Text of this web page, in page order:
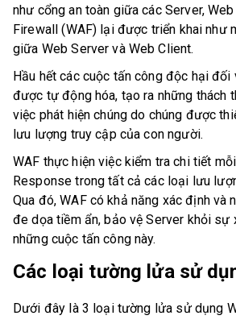
như cổng an toàn giữa các Server,
Firewall (WAF) lại được triển khai như
giữa Web Server và Web Client.
Hầu hết các cuộc tấn công độc hại đối
được tự động hóa, tạo ra những thách
việc phát hiện chúng do chúng được
lưu lượng truy cập của con người.
WAF thực hiện việc kiểm tra chi tiết
Response trong tất cả các loại lưu
Qua đó, WAF có khả năng xác định và
đe dọa tiềm ẩn, bảo vệ Server khỏi sự
những cuộc tấn công này.
Các loại tường lửa sử
Dưới đây là 3 loại tường lửa sử dụng